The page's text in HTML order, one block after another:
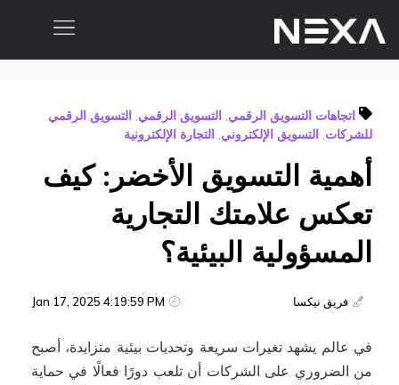
من نحن
أعمالنا
خدمات التسويق الرقمي
خدمات تطبيقات الهاتف المحمول والموقع الإلكتروني
التسويق عبر وسائل التواصل الاجتماعي
اتجاهات التسويق الرقمي, التسويق الرقمي, التسويق الرقمي
للشركات, التسويق الإلكتروني, التجارة الإلكترونية
أهمية التسويق الأخضر: كيف
تعكس علامتك التجارية
المسؤولية البيئية؟
فريق نيكسا Jan 17, 2025 4:19:59 PM
في عالم يشهد تغيرات سريعة وتحديات بيئية متزايدة، أصبح
من الضروري على الشركات أن تلعب دورًا فعالًا في حماية